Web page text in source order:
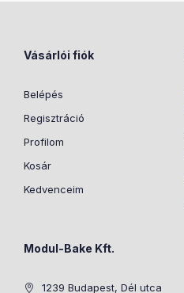
Vásárlói fiók
Belépés
Regisztráció
Profilom
Kosár
Kedvenceim
Modul-Bake Kft.
1239 Budapest, Dél utca